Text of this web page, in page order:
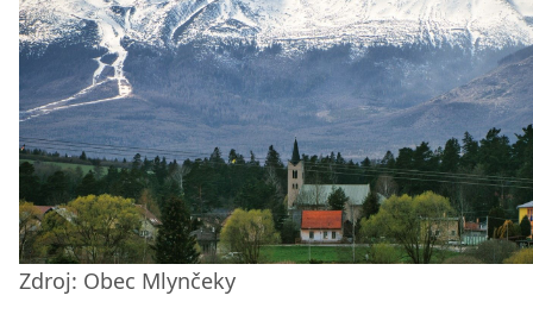
Zdroj: Obec Mlynčeky